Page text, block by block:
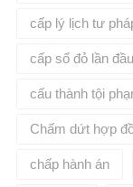
cấp lý lịch tư
cấp sổ đỏ lần đầu
cấu thành tội
Chấm dứt hợp
chấp hành án